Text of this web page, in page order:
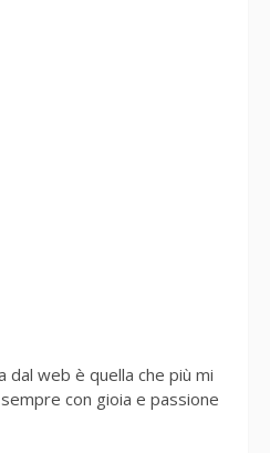
dal web è quella che più mi
con gioia e passione